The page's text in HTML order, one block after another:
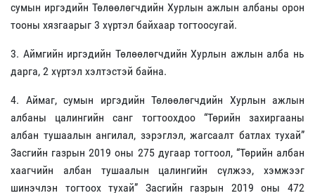
сумын иргэдийн Төлөөлөгчдийн Хурлын ажлын албаны орон
тооны хязгаарыг 3 хүртэл байхаар тогтоосугай.
3. Аймгийн иргэдийн Төлөөлөгчдийн Хурлын ажлын алба нь
дарга, 2 хүртэл хэлтэстэй байна.
4. Аймаг, сумын иргэдийн Төлөөлөгчдийн Хурлын ажлын
албаны цалингийн санг тогтоохдоо “Төрийн захиргааны
албан тушаалын ангилал, зэрэглэл, жагсаалт батлах тухай”
Засгийн газрын 2019 оны 275 дугаар тогтоол, “Төрийн албан
хаагчийн албан тушаалын цалингийн сүлжээ, хэмжээг
шинэчлэн тогтоох тухай” Засгийн газрын 2019 оны 472